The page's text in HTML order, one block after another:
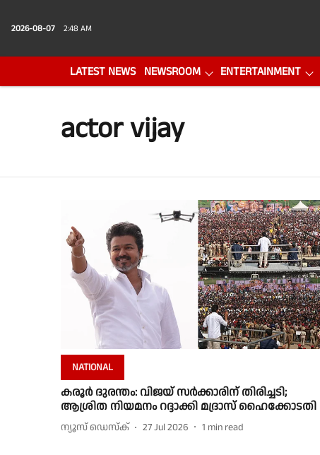
2026-08-07 2:48 AM
LATEST NEWS NEWSROOM ENTERTAINMENT
actor vijay
NATIONAL
കരൂർ ദുരന്തം: വിജയ് സര്‍ക്കാരിന് തിരിച്ചടി;
ആശ്രിത നിയമനം റദ്ദാക്കി മദ്രാസ് ഹൈക്കോടതി
ന്യൂസ് ഡെസ്ക് 27 Jul 2026 1 min read